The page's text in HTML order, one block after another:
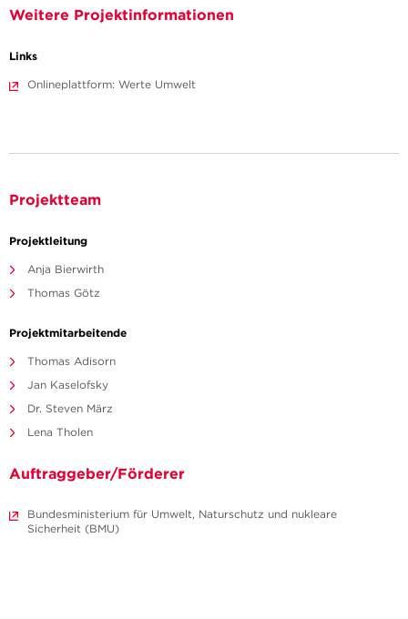
Weitere Projektinformationen
Links
Onlineplattform: Werte Umwelt
Projektteam
Projektleitung
Anja Bierwirth
Thomas Götz
Projektmitarbeitende
Thomas Adisorn
Jan Kaselofsky
Dr. Steven März
Lena Tholen
Auftraggeber/Förderer
Bundesministerium für Umwelt, Naturschutz und nukleare
Sicherheit (BMU)